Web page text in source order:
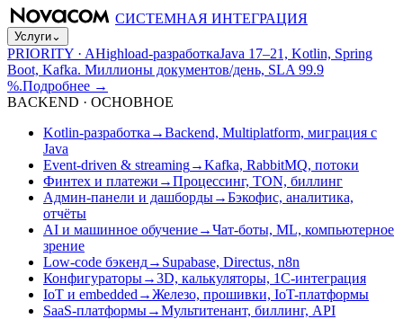
СИСТЕМНАЯ ИНТЕГРАЦИЯ
Услуги⌄
PRIORITY · AHighload-разработкаJava 17–21, Kotlin, Spring
Boot, Kafka. Миллионы документов/день, SLA 99.9
%.Подробнее →
BACKEND · ОСНОВНОЕ
Kotlin-разработка →Backend, Multiplatform, миграция с
Java
Event-driven & streaming→Kafka, RabbitMQ, потоки
Финтех и платежи →Процессинг, TON, биллинг
Админ-панели и дашборды→Бэкофис, аналитика,
отчёты
AI и машинное обучение→Чат-боты, ML, компьютерное
зрение
Low-code бэкенд→ Supabase, Directus, n8n
Конфигураторы→3D, калькуляторы, 1С-интеграция
IoT и embedded →Железо, прошивки, IoT-платформы
SaaS-платформы→Мультитенант, биллинг, API